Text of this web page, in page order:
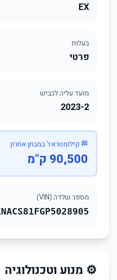
EX
בעלות
פרטי
מועד עליה לכביש
2023-2
🏁 קילומטראז' במבחן אחרון
90,500 ק"מ
מספר שלדה (VIN)
⚙️ מנוע וטכנולוגיה